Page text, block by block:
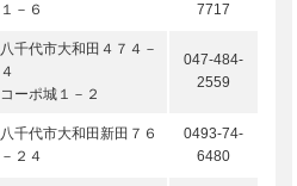
１－６
7717
八千代市大和田４７４－
４
コーポ城１－２
047-484-
2559
八千代市大和田新田７６
－２４
0493-74-
6480